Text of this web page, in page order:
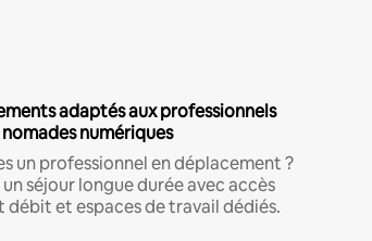
adaptés aux professionnels
numériques
un professionnel en déplacement ?
séjour longue durée avec accès
débit et espaces de travail dédiés.